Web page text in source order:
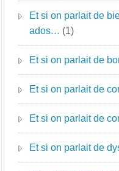
Et si on parlait de
ados… (1)
Et si on parlait de
Et si on parlait de
Et si on parlait de
Et si on parlait de